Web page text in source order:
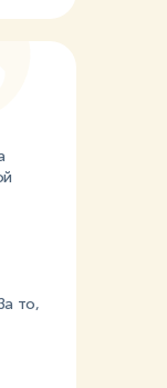
то,